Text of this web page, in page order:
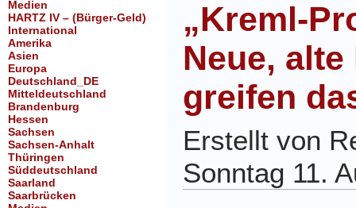
Medien
HARTZ IV – (Bürger-Geld)
International
Amerika
Asien
Europa
Deutschland_DE
Mitteldeutschland
Brandenburg
Hessen
Sachsen
Sachsen-Anhalt
Thüringen
Süddeutschland
Saarland
Saarbrücken
„Kreml-
Neue,
greifen
Erstellt von
Sonntag 11.